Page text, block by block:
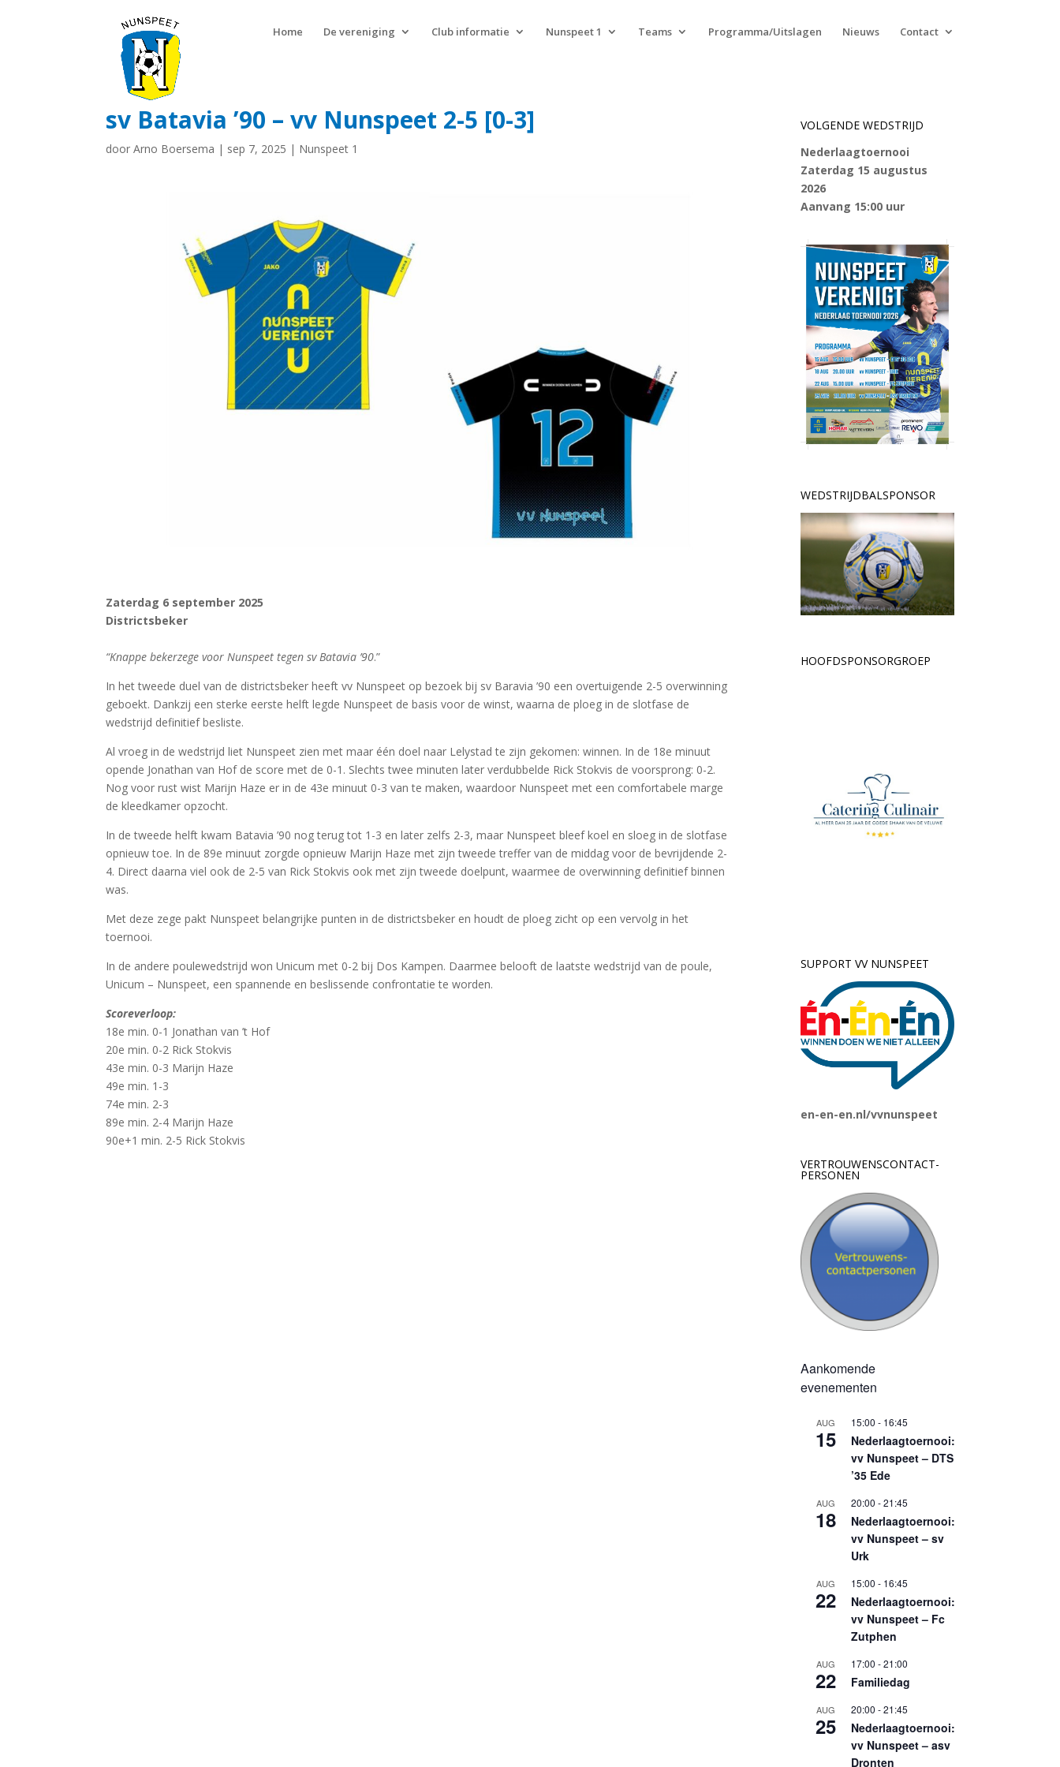
Home De vereniging Club informatie Nunspeet 1 Teams Programma/Uitslagen Nieuws Contact
sv Batavia ’90 – vv Nunspeet 2-5 [0-3]
doorArno Boersema | sep 7, 2025 | Nunspeet 1
Zaterdag 6 september 2025
Districtsbeker
“Knappe bekerzege voor Nunspeet tegen sv Batavia ’90.”
In het tweede duel van de districtsbeker heeft vv Nunspeet op bezoek bij sv Baravia ’90 een overtuigende 2-5 overwinning
geboekt. Dankzij een sterke eerste helft legde Nunspeet de basis voor de winst, waarna de ploeg in de slotfase de
wedstrijd definitief besliste.
Al vroeg in de wedstrijd liet Nunspeet zien met maar één doel naar Lelystad te zijn gekomen: winnen. In de 18e minuut
opende Jonathan van Hof de score met de 0-1. Slechts twee minuten later verdubbelde Rick Stokvis de voorsprong: 0-2.
Nog voor rust wist Marijn Haze er in de 43e minuut 0-3 van te maken, waardoor Nunspeet met een comfortabele marge
de kleedkamer opzocht.
In de tweede helft kwam Batavia ’90 nog terug tot 1-3 en later zelfs 2-3, maar Nunspeet bleef koel en sloeg in de slotfase
opnieuw toe. In de 89e minuut zorgde opnieuw Marijn Haze met zijn tweede treffer van de middag voor de bevrijdende 2-
4. Direct daarna viel ook de 2-5 van Rick Stokvis ook met zijn tweede doelpunt, waarmee de overwinning definitief binnen
was.
Met deze zege pakt Nunspeet belangrijke punten in de districtsbeker en houdt de ploeg zicht op een vervolg in het
toernooi.
In de andere poulewedstrijd won Unicum met 0-2 bij Dos Kampen. Daarmee belooft de laatste wedstrijd van de poule,
Unicum – Nunspeet, een spannende en beslissende confrontatie te worden.
Scoreverloop:
18e min. 0-1 Jonathan van ’t Hof
20e min. 0-2 Rick Stokvis
43e min. 0-3 Marijn Haze
49e min. 1-3
74e min. 2-3
89e min. 2-4 Marijn Haze
90e+1 min. 2-5 Rick Stokvis
VOLGENDE WEDSTRIJD
Nederlaagtoernooi
Zaterdag 15 augustus
2026
Aanvang 15:00 uur
WEDSTRIJDBALSPONSOR
HOOFDSPONSORGROEP
SUPPORT VV NUNSPEET
en-en-en.nl/vvnunspeet
VERTROUWENSCONTACT-
PERSONEN
Aankomende
evenementen
AUG
15
15:00 - 16:45
Nederlaagtoernooi:
vv Nunspeet – DTS
’35 Ede
AUG
18
20:00 -21:45
Nederlaagtoernooi:
vv Nunspeet – sv
Urk
AUG
22
15:00 - 16:45
Nederlaagtoernooi:
vv Nunspeet – Fc
Zutphen
AUG
22
17:00 -21:00
Familiedag
AUG
25
20:00 -21:45
Nederlaagtoernooi:
vv Nunspeet – asv
Dronten